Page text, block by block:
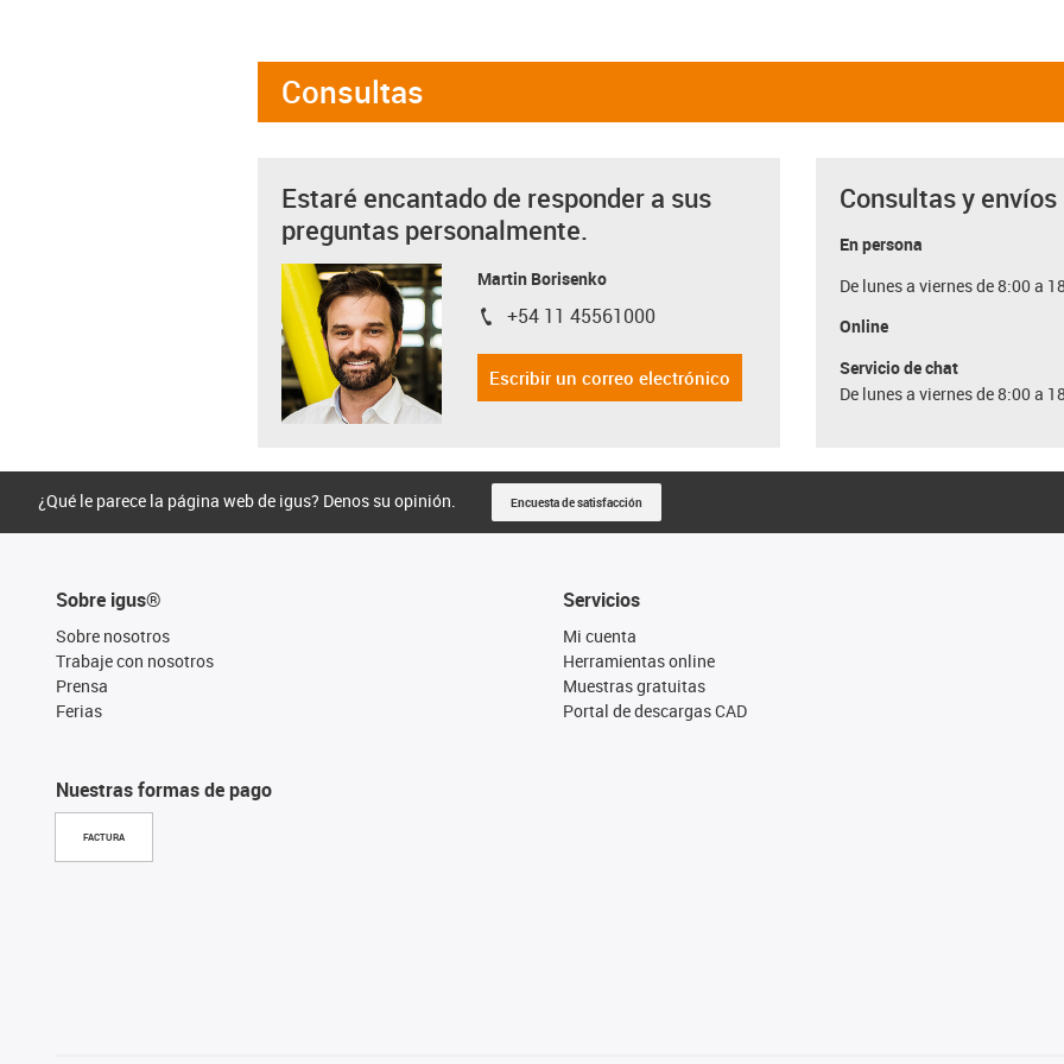
Consultas
Estaré encantado de responder a sus
preguntas personalmente.
Martin Borisenko
igus-icon-phone
+54 11 45561000
Escribir un correo electrónico
Consultas y envíos
En persona
De lunes a viernes de 8:00 a
Online
Servicio de chat
De lunes a viernes de 8:00 a
¿Qué le parece la página web de igus? Denos su opinión. Encuesta de satisfacción
Sobre igus®
Sobre nosotros
Trabaje con nosotros
Prensa
Ferias
Nuestras formas de pago
FACTURA
Servicios
Mi cuenta
Herramientas online
Muestras gratuitas
Portal de descargas CAD